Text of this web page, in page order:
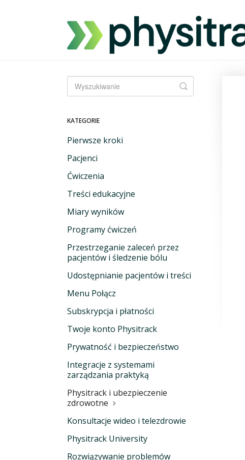
Przełącz
wyszukiwanie
KATEGORIE
Pierwsze kroki
Pacjenci
Ćwiczenia
Treści edukacyjne
Miary wyników
Programy ćwiczeń
Przestrzeganie zaleceń przez
pacjentów i śledzenie bólu
Udostępnianie pacjentów i treści
Menu Połącz
Subskrypcja i płatności
Twoje konto Physitrack
Prywatność i bezpieczeństwo
Integracje z systemami
zarządzania praktyką
Physitrack i ubezpieczenie
zdrowotne
Konsultacje wideo i telezdrowie
Physitrack University
Rozwiązywanie problemów